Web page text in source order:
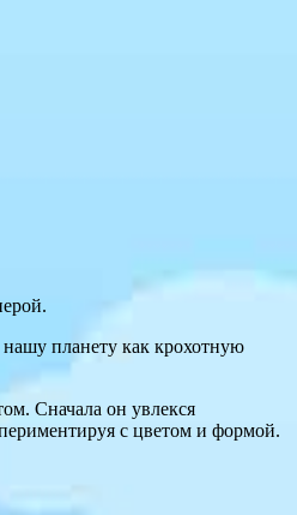
нашу планету как крохотную
Сначала он увлекся
с цветом и формой.